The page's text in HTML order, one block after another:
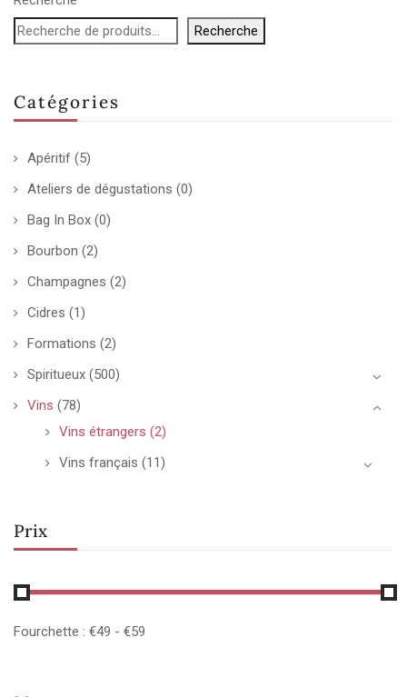
Recherche
Catégories
Apéritif (5)
Ateliers de dégustations (0)
Bag In Box (0)
Bourbon (2)
Champagnes (2)
Cidres (1)
Formations (2)
Spiritueux (500)
Vins (78)
Vins étrangers (2)
Vins français (11)
Prix
Fourchette : €49 - €59